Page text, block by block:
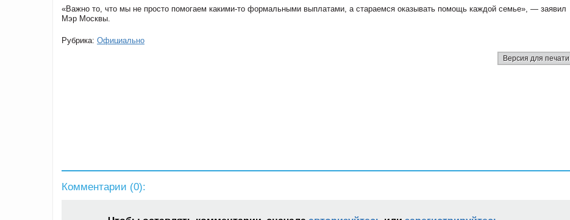
«Важно то, что мы не просто помогаем какими-то формальными выплатами, а стараемся оказывать помощь каждой семье», — заявил
Мэр Москвы.
Рубрика: Официально
Версия для печати
Комментарии (0):